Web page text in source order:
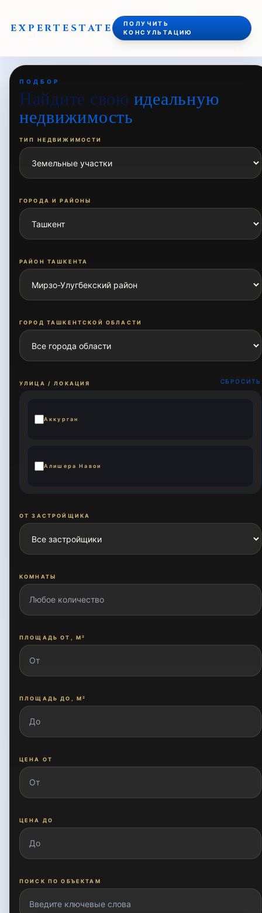
EXPERTESTATE
ПОЛУЧИТЬ
КОНСУЛЬТАЦИЮ
ПОДБОР
Найдите свою идеальную
недвижимость
ТИП НЕДВИЖИМОСТИ
ГОРОДА И РАЙОНЫ
РАЙОН ТАШКЕНТА
ГОРОД ТАШКЕНТСКОЙ ОБЛАСТИ
УЛИЦА / ЛОКАЦИЯ СБРОСИТЬ
Аккурган
Алишера Навои
Али Кушчи
Дархан
Карасу-1
ОТ ЗАСТРОЙЩИКА
КОМНАТЫ
ПЛОЩАДЬ ОТ, М²
ПЛОЩАДЬ ДО, М²
ЦЕНА ОТ
ЦЕНА ДО
ПОИСК ПО ОБЪЕКТАМ